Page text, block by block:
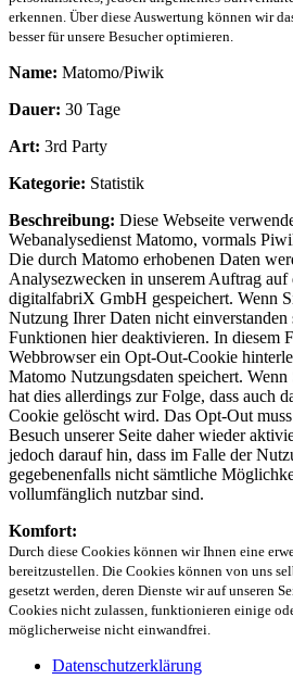
erkennen. Über diese Auswertung können wir
besser für unsere Besucher optimieren.
Name: Matomo/Piwik
Dauer: 30 Tage
Art: 3rd Party
Kategorie: Statistik
Beschreibung: Diese Webseite
Webanalysedienst Matomo, vormals
Die durch Matomo erhobenen Daten
Analysezwecken in unserem Auftrag auf
digitalfabriX GmbH gespeichert. Wenn
Nutzung Ihrer Daten nicht einverstanden
Funktionen hier deaktivieren. In diesem
Webbrowser ein Opt-Out-Cookie
Matomo Nutzungsdaten speichert.
hat dies allerdings zur Folge, dass auch
Cookie gelöscht wird. Das Opt-Out
Besuch unserer Seite daher wieder
jedoch darauf hin, dass im Falle der
gegebenenfalls nicht sämtliche
vollumfänglich nutzbar sind.
Komfort:
Durch diese Cookies können wir Ihnen eine
bereitzustellen. Die Cookies können von uns
gesetzt werden, deren Dienste wir auf unseren
Cookies nicht zulassen, funktionieren einige
möglicherweise nicht einwandfrei.
Datenschutzerklärung